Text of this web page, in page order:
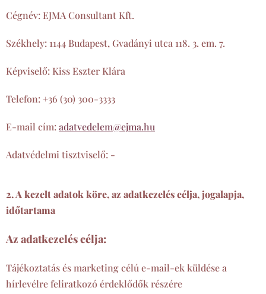
Cégnév: EJMA Consultant Kft.
Székhely: 1144 Budapest, Gvadányi utca 118. 3. em. 7.
Képviselő: Kiss Eszter Klára
Telefon: +36 (30) 300-3333
E-mail cím:adatvedelem@ejma.hu
Adatvédelmi tisztviselő: -
2. A kezelt adatok köre, az adatkezelés célja, jogalapja,
időtartama
Az adatkezelés célja:
Tájékoztatás és marketing célú e-mail-ek küldése a
hírlevélre feliratkozó érdeklődők részére